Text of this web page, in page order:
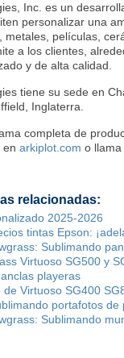
Inc. es un
personalizar una
metales, películas,
a los clientes,
y de alta calidad.
tiene su sede en
Inglaterra.
completa de
en arkiplot.com o
relacionadas:
2025-2026
tintas Epson:
Sublimando
Virtuoso SG500 y
playeras
de Virtuoso SG400
portafotos de
Sublimando